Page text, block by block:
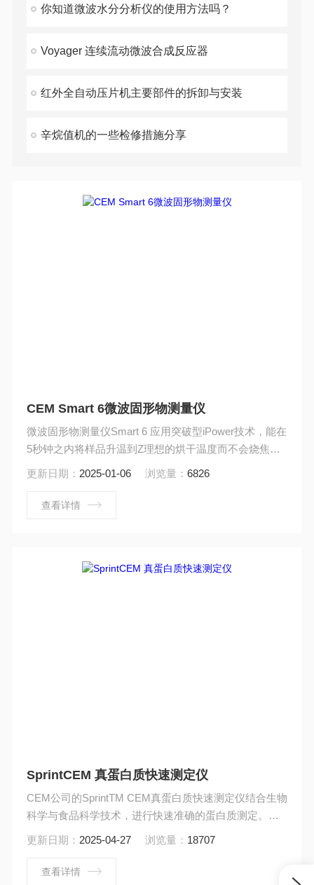
你知道微波水分分析仪的使用方法吗？
Voyager 连续流动微波合成反应器
红外全自动压片机主要部件的拆卸与安装
辛烷值机的一些检修措施分享
CEM Smart 6微波固形物测量仪
微波固形物测量仪Smart 6 应用突破型iPower技术，能在
5秒钟之内将样品升温到Z理想的烘干温度而不会烧焦样
品.
更新日期： 2025-01-06 浏览量： 6826
查看详情
SprintCEM 真蛋白质快速测定仪
CEM公司的SprintTM CEM真蛋白质快速测定仪结合生物
科学与食品科学技术，进行快速准确的蛋白质测定。该
系统使用蛋白质氨基酸分子标签技术区分及测量蛋白质
量含氮物质或被含氮物质污染所造成的数据失真。
更新日期： 2025-04-27 浏览量： 18707
查看详情